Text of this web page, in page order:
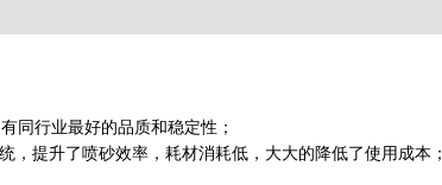
同行业最好的品质和稳定性；
，提升了喷砂效率，耗材消耗低，大大的降低了使用成本；